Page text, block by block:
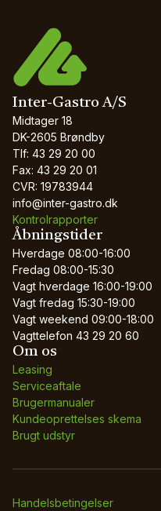
Inter-Gastro A/S
Midtager 18
DK-2605 Brøndby
Tlf: 43 29 20 00
Fax: 43 29 20 01
CVR: 19783944
info@inter-gastro.dk
Kontrolrapporter
Åbningstider
Hverdage 08:00-16:00
Fredag 08:00-15:30
Vagt hverdage 16:00-19:00
Vagt fredag 15:30-19:00
Vagt weekend 09:00-18:00
Vagttelefon 43 29 20 60
Om os
Leasing
Serviceaftale
Brugermanualer
Kundeoprettelses skema
Brugt udstyr
Handelsbetingelser